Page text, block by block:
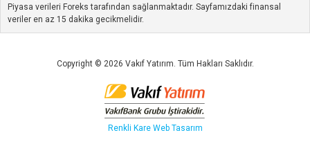
Piyasa verileri Foreks tarafından sağlanmaktadır. Sayfamızdaki finansal
veriler en az 15 dakika gecikmelidir.
Copyright © 2026 Vakıf Yatırım. Tüm Hakları Saklıdır.
Renkli Kare Web Tasarım